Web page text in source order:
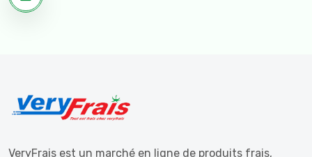
VeryFrais est un marché en ligne de produits frais,